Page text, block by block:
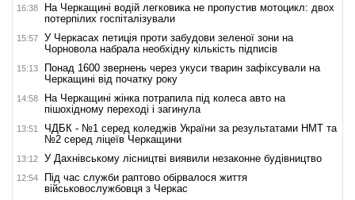
16:38
На Черкащині водій легковика не пропустив мотоцикл: двох
потерпілих госпіталізували
15:57
У Черкасах петиція проти забудови зеленої зони на
Чорновола набрала необхідну кількість підписів
15:13
Понад 1600 звернень через укуси тварин зафіксували на
Черкащині від початку року
14:58
На Черкащині жінка потрапила під колеса авто на
пішохідному переході і загинула
13:51
ЧДБК - №1 серед коледжів України за результатами НМТ та
№2 серед ліцеїв Черкащини
13:12 У Дахнівському лісництві виявили незаконне будівництво
12:54
Під час служби раптово обірвалося життя
військовослужбовця з Черкас